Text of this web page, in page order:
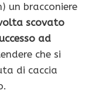
un bracconiere
scovato
ad
che si
di caccia